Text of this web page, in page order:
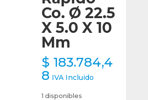
Co. Ø 22.5
X 5.0 X 10
Mm
$ 183.784,4
8 IVA Incluido
1 disponibles